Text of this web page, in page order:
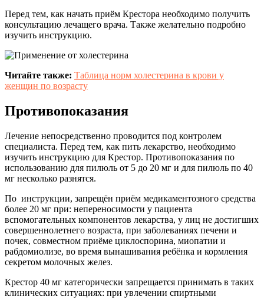
Перед тем, как начать приём Крестора необходимо получить
консультацию лечащего врача. Также желательно подробно
изучить инструкцию.
Читайте также: Таблица норм холестерина в крови у
женщин по возрасту
Противопоказания
Лечение непосредственно проводится под контролем
специалиста. Перед тем, как пить лекарство, необходимо
изучить инструкцию для Крестор. Противопоказания по
использованию для пилюль от 5 до 20 мг и для пилюль по 40
мг несколько разнятся.
По инструкции, запрещён приём медикаментозного средства
более 20 мг при: непереносимости у пациента
вспомогательных компонентов лекарства, у лиц не достигших
совершеннолетнего возраста, при заболеваниях печени и
почек, совместном приёме циклоспорина, миопатии и
рабдомиолизе, во время вынашивания ребёнка и кормления
секретом молочных желез.
Крестор 40 мг категорически запрещается принимать в таких
клинических ситуациях: при увлечении спиртными